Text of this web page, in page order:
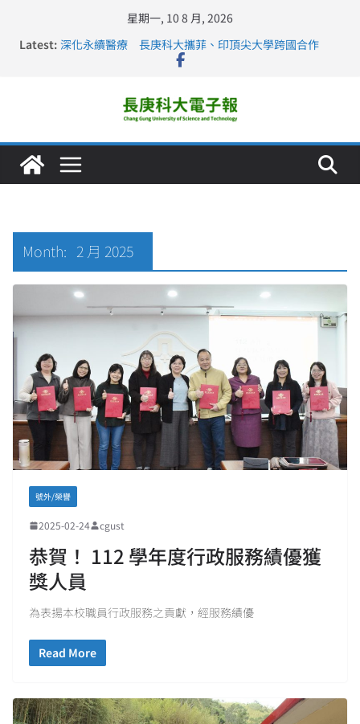
星期一, 10 8 月, 2026
Latest: 深化永續醫療 長庚科大攜菲、印頂尖大學跨國合作
長庚科大訪凱瑟醫療集團、美容學校收穫豐
仁德醫專與長庚科大締結策略聯盟 培育護理尖兵
長庚科大連四年穩居《遠見》醫學大學第5名 辦學實力再
Month: 2 月 2025
號外/榮譽
2025-02-24 cgust
恭賀！ 112 學年度行政服務績優獲
獎人員
為表揚本校職員行政服務之貢獻，經服務績優
Read More